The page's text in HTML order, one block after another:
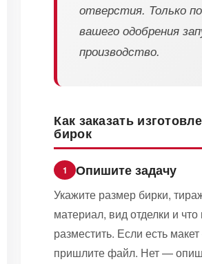
отверстия. Только
вашего одобрения
производство.
Как заказать
бирок
1 Опишите задачу
Укажите размер бирки,
материал, вид отделки и
разместить. Если есть
пришлите файл. Нет —